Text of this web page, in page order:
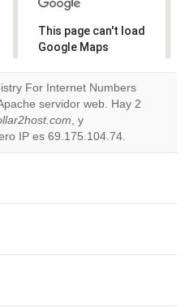
This page can't load
Google Maps
Do you
website?
OK
For Internet Numbers
servidor web. Hay 2
, y
IP es 69.175.104.74.